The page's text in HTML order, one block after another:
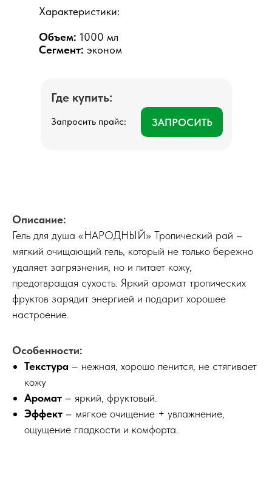
Характеристики:
Объем: 1000 мл
Сегмент: эконом
ЗАПРОСИТЬ
Где купить:
Запросить прайс:
Описание:
Гель для душа «НАРОДНЫЙ» Тропический рай –
мягкий очищающий гель, который не только бережно
удаляет загрязнения, но и питает кожу,
предотвращая сухость. Яркий аромат тропических
фруктов зарядит энергией и подарит хорошее
настроение.
Особенности:
Текстура – нежная, хорошо пенится, не стягивает
кожу
Аромат – яркий, фруктовый.
Эффект – мягкое очищение + увлажнение,
ощущение гладкости и комфорта.